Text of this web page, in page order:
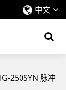
中文
250SYN 脉冲